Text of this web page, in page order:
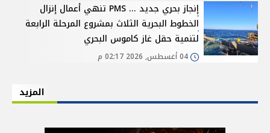
إنجاز بحري جديد ... PMS تنهي أعمال إنزال
الخطوط البحرية الثلاث بمشروع المرحلة الرابعة
لتنمية حقل غاز كاموس البحري
المزيد